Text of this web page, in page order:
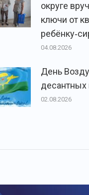
округе
ключи от
04.08.2026
День
десантных
02.08.2026